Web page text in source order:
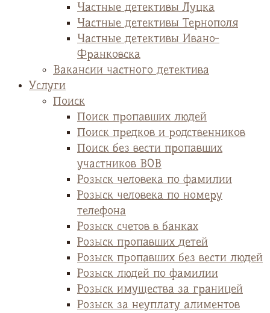
Частные детективы Луцка
Частные детективы Тернополя
Частные детективы Ивано-
Франковска
Вакансии частного детектива
Услуги
Поиск
Поиск пропавших людей
Поиск предков и родственников
Поиск без вести пропавших
участников ВОВ
Розыск человека по фамилии
Розыск человека по номеру
телефона
Розыск счетов в банках
Розыск пропавших детей
Розыск пропавших без вести людей
Розыск людей по фамилии
Розыск имущества за границей
Розыск за неуплату алиментов